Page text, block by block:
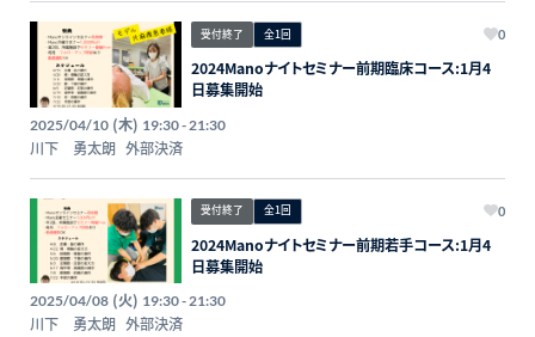
受付終了 全1回 0
2024Manoナイトセミナー前期臨床コース:1月4
日募集開始
2025/04/10 (木) 19:30 - 21:30
川下 勇太朗 外部決済
受付終了 全1回 0
2024Manoナイトセミナー前期若手コース:1月4
日募集開始
2025/04/08 (火) 19:30 - 21:30
川下 勇太朗 外部決済